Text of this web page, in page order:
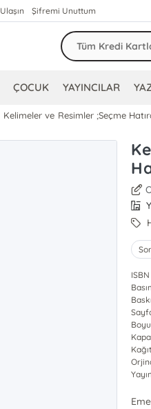
Şifremi Unuttum
ÇOCUK YAYINCILAR
Kelimeler ve Resimler ;Seçme
ISBN
Baskı
Kağıt